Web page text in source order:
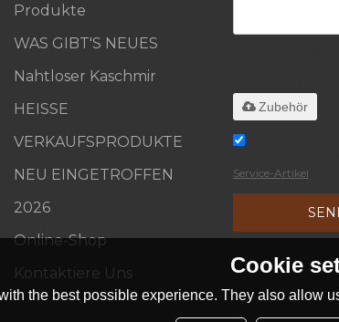
Produkte
WAS GIBT'S NEUES
Nahtloser Kaschmir
HEISSE
VERKAUFSPRODUKTE
NEU EINGETROFFEN
2026
Online-Shop
Kontaktiere Uns
Zubehör
Service-Artikel
Cookie
the best possible experience. They also allow